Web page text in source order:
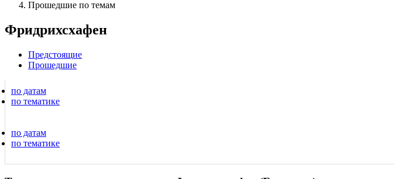
Прошедшие по темам
Фридрихсхафен
Предстоящие
Прошедшие
по датам
по тематике
по датам
по тематике